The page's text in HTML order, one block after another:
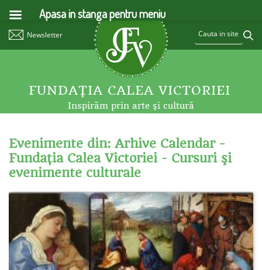
Newsletter
FUNDAŢIA CALEA VICTORIEI
Inspirăm prin arte şi cultură
Evenimente din: Arhive Calendar -
Fundaţia Calea Victoriei - Cursuri şi
evenimente culturale
Apasa in stanga pentru meniu